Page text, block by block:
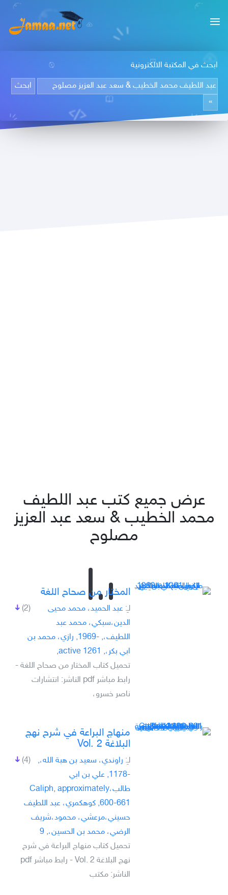
ابحث في المكتبة الالكترونية
عرض جميع كتب عبد اللطيف
محمد الخطيب & سعد عبد العزيز
مصلوح
المختار من صحاح اللغة
(2) لـِ: عبد الحميد، محمد محيى
الدين،سبكي، محمد عبد
اللطيف،, -1969, رازي، محمد بن
ابي بكر،, active 1261,
تحميل كتاب المختار من صحاح اللغة -
رابط مباشر pdf الناشر: انتشارات
ناصر خسرو،
منهاج البراعة في شرح نهج
البلاغة Vol. 2
(4) لـِ: راوندي، سعيد بن هبة الله،,
-1178, علي بن ابي
طالب،Caliph, approximately
600-661, كوهكمري، عبد اللطيف
حسيني،مرعشي، محمود،شريف
الرضي، محمد بن الحسين،, 9
تحميل كتاب منهاج البراعة في شرح
نهج البلاغة Vol. 2 - رابط مباشر pdf
الناشر: مكتب